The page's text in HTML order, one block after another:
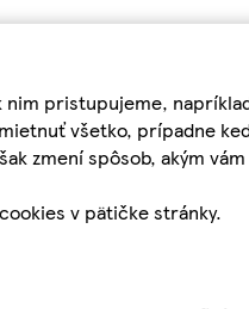
pristupujeme,
všetko, prípadne
zmení spôsob, akým
v pätičke stránky.